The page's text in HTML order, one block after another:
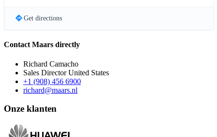
Get directions
Contact Maars directly
Richard Camacho
Sales Director United States
+1 (908) 456 6900
richard@maars.nl
Onze klanten